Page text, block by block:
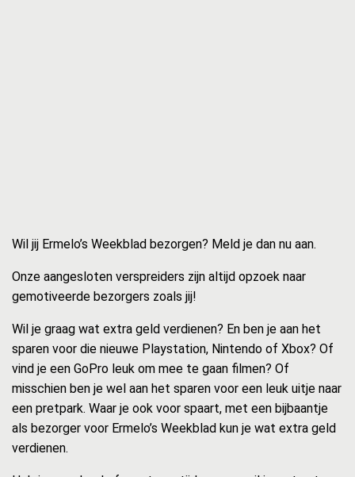
Wil jij Ermelo’s Weekblad bezorgen? Meld je dan nu aan.
Onze aangesloten verspreiders zijn altijd opzoek naar
gemotiveerde bezorgers zoals jij!
Wil je graag wat extra geld verdienen? En ben je aan het
sparen voor die nieuwe Playstation, Nintendo of Xbox? Of
vind je een GoPro leuk om mee te gaan filmen? Of
misschien ben je wel aan het sparen voor een leuk uitje naar
een pretpark. Waar je ook voor spaart, met een bijbaantje
als bezorger voor Ermelo’s Weekblad kun je wat extra geld
verdienen.